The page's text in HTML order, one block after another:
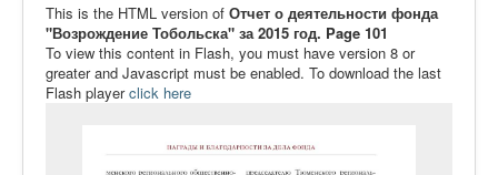
Видеоматериалы
Контакты
Сайт проекта Достоевский
This is the HTML version of Отчет о деятельности фонда
"Возрождение Тобольска" за 2015 год. Page 101
To view this content in Flash, you must have version 8 or
greater and Javascript must be enabled. To download the last
Flash playerclick here